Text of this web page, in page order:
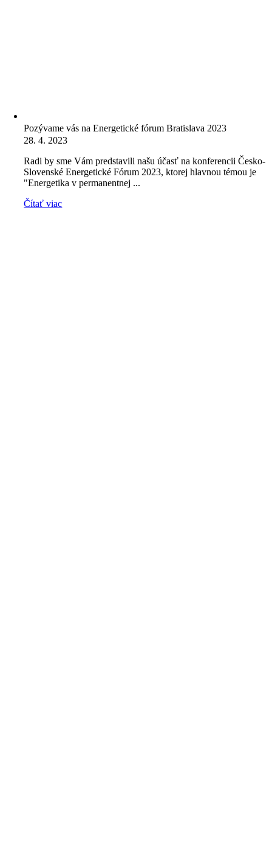
Pozývame vás na Energetické fórum Bratislava 2023
28. 4. 2023
Radi by sme Vám predstavili našu účasť na konferencii Česko-
Slovenské Energetické Fórum 2023, ktorej hlavnou témou je
"Energetika v permanentnej ...
Čítať viac